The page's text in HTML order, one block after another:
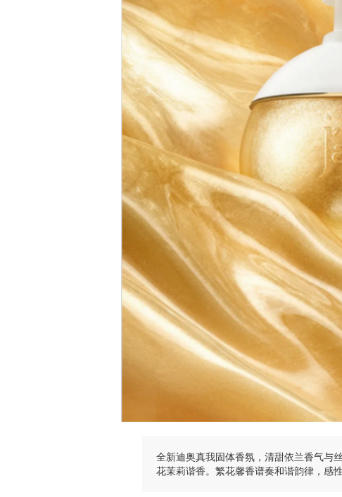
全新迪奥真我固体香氛，清甜依兰香气与
花茉莉谐香。繁花馨香谱奏和谐韵律，感